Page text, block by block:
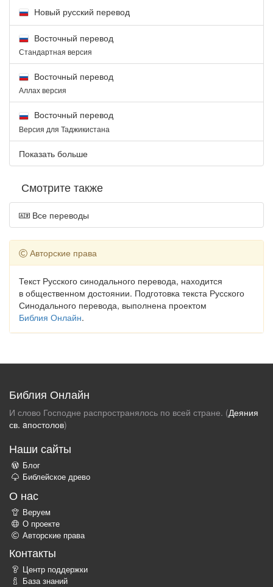
Новый русский перевод
Восточный перевод
Стандартная версия
Восточный перевод
Аллах версия
Восточный перевод
Версия для Таджикистана
Показать больше
Смотрите также
Все переводы
Авторские права
Текст Русского синодального перевода, находится
в общественном достоянии. Подготовка текста Русского
Синодального перевода, выполнена проектом
Библия Онлайн.
Библия Онлайн
И слово Господне распространялось по всей стране. (Деяния
св. aпостолов)
Наши сайты
Блог
Библейское древо
О нас
Веруем
О проекте
Авторские права
Контакты
Центр поддержки
База знаний